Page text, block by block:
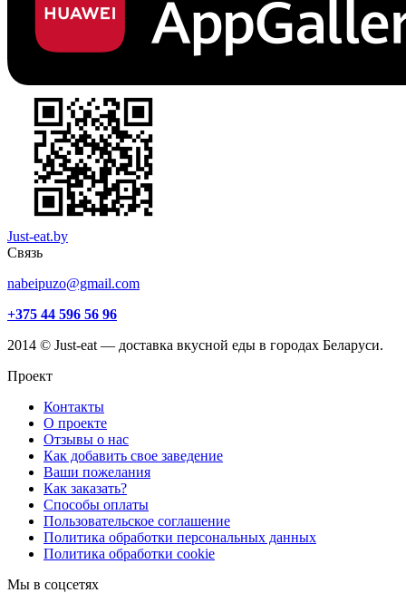
Just-eat.by
Связь
nabeipuzo@gmail.com
+375 44 596 56 96
2014 © Just-eat — доставка вкусной еды в городах Беларуси.
Проект
Контакты
О проекте
Отзывы о нас
Как добавить свое заведение
Ваши пожелания
Как заказать?
Способы оплаты
Пользовательское соглашение
Политика обработки персональных данных
Политика обработки cookie
Мы в соцсетях